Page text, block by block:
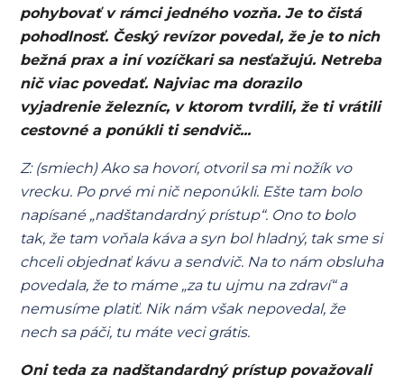
pohybovať v rámci jedného vozňa. Je to čistá
pohodlnosť. Český revízor povedal, že je to nich
bežná prax a iní vozíčkari sa nesťažujú. Netreba
nič viac povedať. Najviac ma dorazilo
vyjadrenie železníc, v ktorom tvrdili, že ti vrátili
cestovné a ponúkli ti sendvič...
Z: (smiech) Ako sa hovorí, otvoril sa mi nožík vo
vrecku. Po prvé mi nič neponúkli. Ešte tam bolo
napísané „nadštandardný prístup“. Ono to bolo
tak, že tam voňala káva a syn bol hladný, tak sme si
chceli objednať kávu a sendvič. Na to nám obsluha
povedala, že to máme „za tu ujmu na zdraví“ a
nemusíme platiť. Nik nám však nepovedal, že
nech sa páči, tu máte veci grátis.
Oni teda za nadštandardný prístup považovali